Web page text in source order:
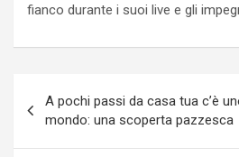
fianco durante i suoi live e gli
articoli
A pochi passi da casa tua c’è
mondo: una scoperta pazzesca